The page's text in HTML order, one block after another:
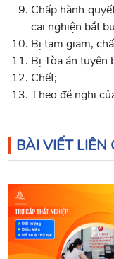
Chấp hành
cai nghiện bắt
Bị tạm giam,
Bị Tòa án tuyên
Chết;
Theo đề nghị
BÀI VIẾT LIÊN